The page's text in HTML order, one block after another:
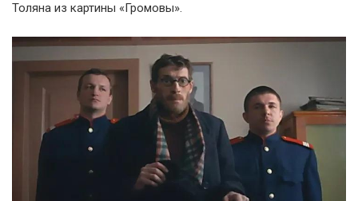
Толяна из картины «Громовы».